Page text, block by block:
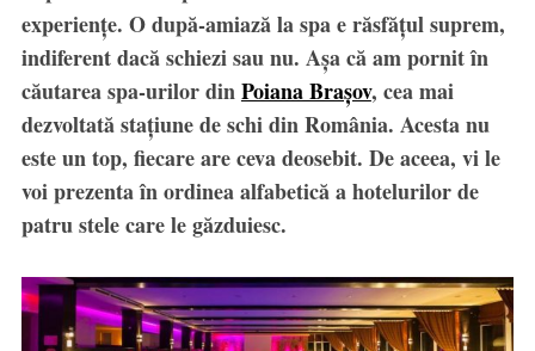
experiențe. O după-amiază la spa e răsfățul suprem,
indiferent dacă schiezi sau nu. Așa că am pornit în
căutarea spa-urilor dinPoiana Brașov, cea mai
dezvoltată stațiune de schi din România. Acesta nu
este un top, fiecare are ceva deosebit. De aceea, vi le
voi prezenta în ordinea alfabetică a hotelurilor de
patru stele care le găzduiesc.